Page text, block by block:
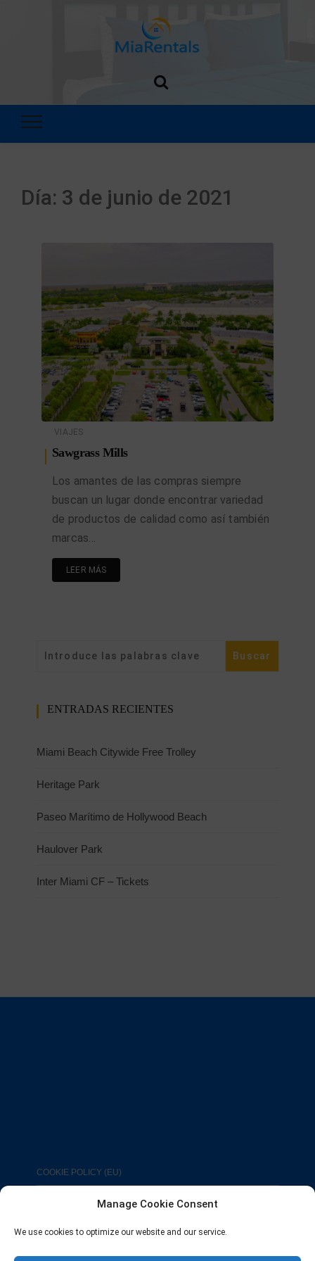
Manage Cookie Consent
We use cookies to optimize our website and our service.
Día: 3 de junio de 2021
VIAJES
Sawgrass Mills
Los amantes de las compras siempre
buscan un lugar donde encontrar variedad
de productos de calidad como así también
marcas…
LEER MÁS
ENTRADAS RECIENTES
Miami Beach Citywide Free Trolley
Heritage Park
Paseo Marítimo de Hollywood Beach
Haulover Park
Inter Miami CF – Tickets
COOKIE POLICY (EU)
FACEBOOK TWITTER INSTAGRAM